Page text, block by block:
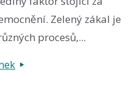
Zelený zákal je
procesů,...